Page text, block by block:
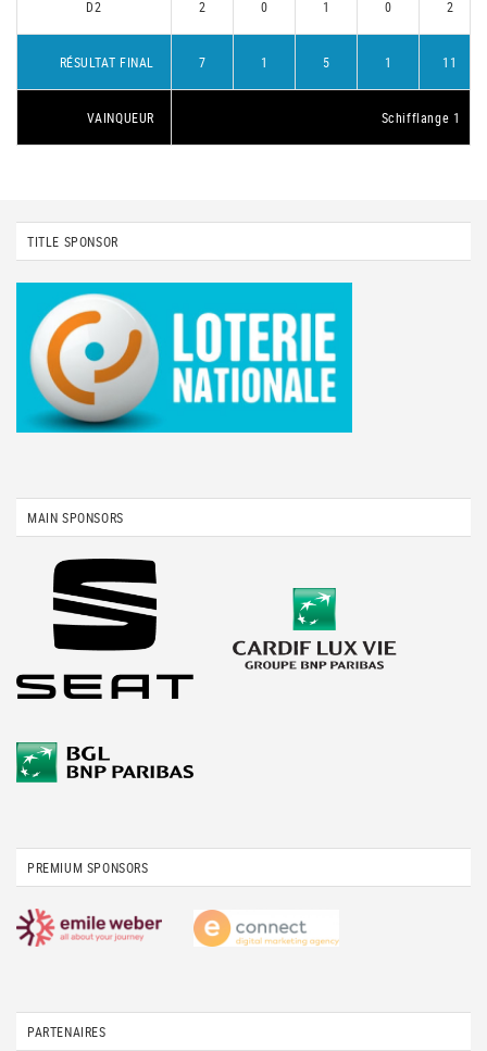
D2 2 0 1 0 2
RÉSULTAT FINAL 7 1 5 1 11
VAINQUEUR Schifflange 1
TITLE SPONSOR
MAIN SPONSORS
PREMIUM SPONSORS
PARTENAIRES